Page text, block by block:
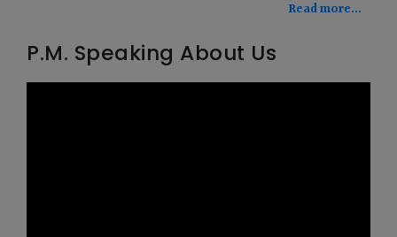
Read more...
P.M. Speaking About Us